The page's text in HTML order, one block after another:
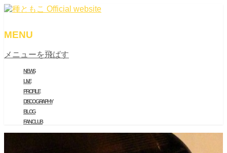
MENU
メニューを飛ばす
NEWS
LIVE
PROFILE
DISCOGRAPHY
BLOG
FAN CLUB